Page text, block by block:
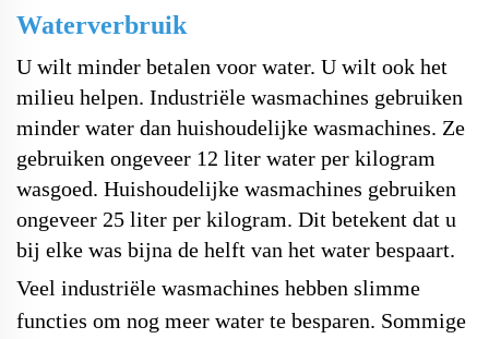
Waterverbruik
U wilt minder betalen voor water. U wilt ook het
milieu helpen. Industriële wasmachines gebruiken
minder water dan huishoudelijke wasmachines. Ze
gebruiken ongeveer 12 liter water per kilogram
wasgoed. Huishoudelijke wasmachines gebruiken
ongeveer 25 liter per kilogram. Dit betekent dat u
bij elke was bijna de helft van het water bespaart.
Veel industriële wasmachines hebben slimme
functies om nog meer water te besparen. Sommige